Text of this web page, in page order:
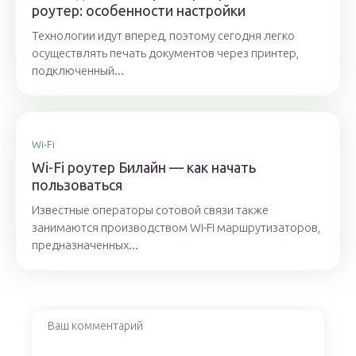
роутер: особенности настройки
Технологии идут вперед, поэтому сегодня легко
осуществлять печать документов через принтер,
подключенный...
Wi-Fi
Wi-Fi роутер Билайн — как начать
пользоваться
Известные операторы сотовой связи также
занимаются производством Wi-Fi маршрутизаторов,
предназначенных...